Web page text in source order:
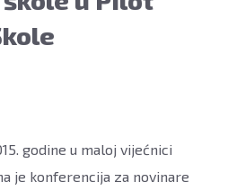
godine u maloj vijećnici
je konferencija za novinare